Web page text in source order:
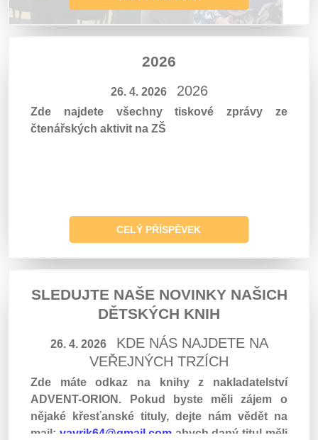
2026
26. 4. 2026 2026
Zde najdete všechny tiskové zprávy ze
čtenářských aktivit na ZŠ
CELÝ PŘÍSPĚVEK
SLEDUJTE NAŠE NOVINKY NAŠICH
DĚTSKÝCH KNIH
26. 4. 2026
KDE NÁS NAJDETE NA
VEŘEJNÝCH TRZÍCH
Zde máte odkaz na knihy z nakladatelství
ADVENT-ORION. Pokud byste měli zájem o
nějaké křesťanské tituly, dejte nám vědět na
mail: vavrik64@gmail.comabych daný titul měli